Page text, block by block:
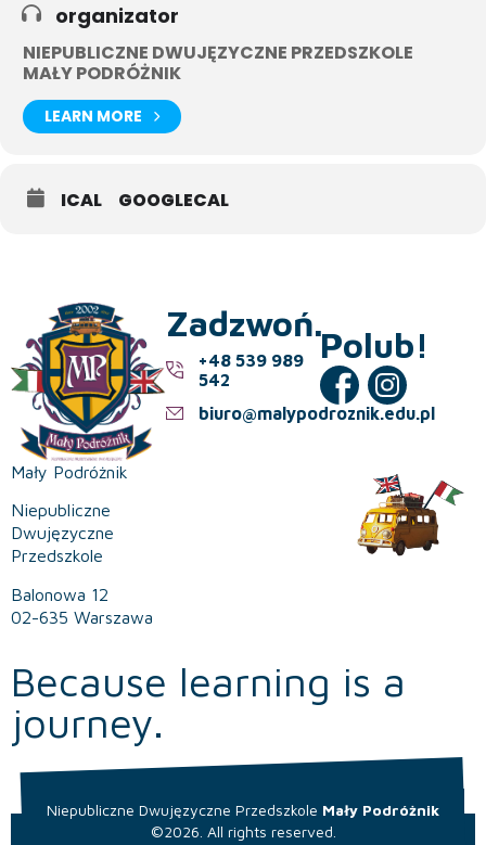
organizator
NIEPUBLICZNE DWUJĘZYCZNE PRZEDSZKOLE
MAŁY PODRÓŻNIK
LEARN MORE
ICAL GOOGLECAL
Mały Podróżnik
Niepubliczne
Dwujęzyczne
Przedszkole
Balonowa 12
02-635 Warszawa
Zadzwoń.
+48 539 989
542
biuro@malypodroznik.edu.pl
Polub!
Because learning is a
journey.
Niepubliczne Dwujęzyczne Przedszkole Mały Podróżnik
©2026. All rights reserved.